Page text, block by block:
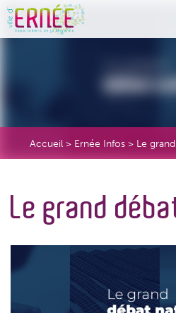
Accueil > Ernée Infos > Le
Le grand